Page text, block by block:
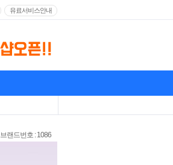
유료서비스안내
브랜드번호 : 1086